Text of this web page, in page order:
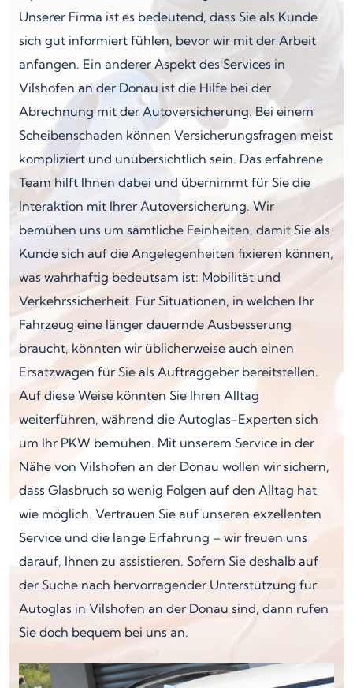
Unserer Firma ist es bedeutend, dass Sie als Kunde
sich gut informiert fühlen, bevor wir mit der Arbeit
anfangen. Ein anderer Aspekt des Services in
Vilshofen an der Donau ist die Hilfe bei der
Abrechnung mit der Autoversicherung. Bei einem
Scheibenschaden können Versicherungsfragen meist
kompliziert und unübersichtlich sein. Das erfahrene
Team hilft Ihnen dabei und übernimmt für Sie die
Interaktion mit Ihrer Autoversicherung. Wir
bemühen uns um sämtliche Feinheiten, damit Sie als
Kunde sich auf die Angelegenheiten fixieren können,
was wahrhaftig bedeutsam ist: Mobilität und
Verkehrssicherheit. Für Situationen, in welchen Ihr
Fahrzeug eine länger dauernde Ausbesserung
braucht, könnten wir üblicherweise auch einen
Ersatzwagen für Sie als Auftraggeber bereitstellen.
Auf diese Weise könnten Sie Ihren Alltag
weiterführen, während die Autoglas-Experten sich
um Ihr PKW bemühen. Mit unserem Service in der
Nähe von Vilshofen an der Donau wollen wir sichern,
dass Glasbruch so wenig Folgen auf den Alltag hat
wie möglich. Vertrauen Sie auf unseren exzellenten
Service und die lange Erfahrung – wir freuen uns
darauf, Ihnen zu assistieren. Sofern Sie deshalb auf
der Suche nach hervorragender Unterstützung für
Autoglas in Vilshofen an der Donau sind, dann rufen
Sie doch bequem bei uns an.